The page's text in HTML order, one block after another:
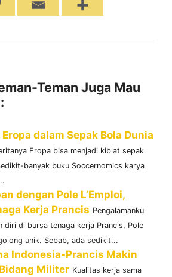
Teman Juga Mau
dalam Sepak Bola Dunia
Eropa bisa menjadi kiblat sepak
banyak buku Soccernomics karya
dengan Pole L’Emploi,
Kerja Prancis Pengalamanku
diri di bursa tenaga kerja Prancis, Pole
unik. Sebab, ada sedikit...
Indonesia-Prancis Makin
Militer Kualitas kerja sama